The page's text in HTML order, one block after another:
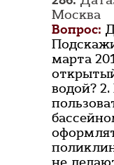
Москва
Вопрос:
марта
водой?